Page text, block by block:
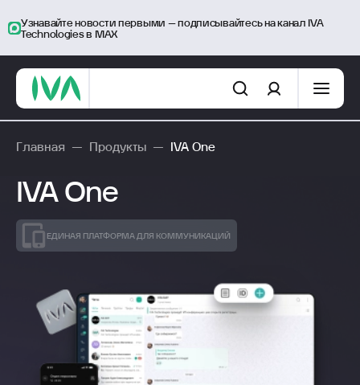
Узнавайте новости первыми – подписывайтесь на канал IVA
Technologies в MAX
Главная — Продукты — IVA One
IVA One
ЕДИНАЯ ПЛАТФОРМА ДЛЯ КОММУНИКАЦИЙ